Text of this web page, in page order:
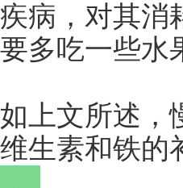
疾病，对其消
要多吃一些水
如上文所述，
维生素和铁的